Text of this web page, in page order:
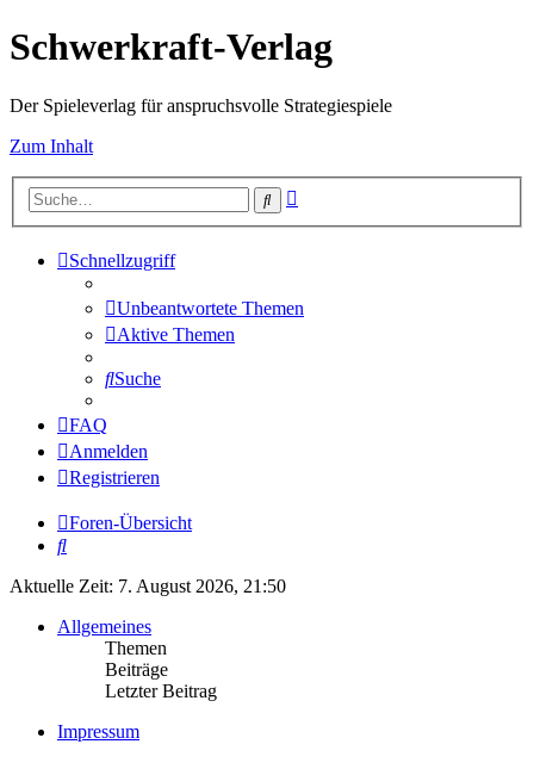
Schwerkraft-Verlag
Der Spieleverlag für anspruchsvolle Strategiespiele
Zum Inhalt
Suche
Schnellzugriff
Unbeantwortete Themen
Aktive Themen
Suche
FAQ
Anmelden
Registrieren
Foren-Übersicht
Suche
Aktuelle Zeit: 7. August 2026, 21:50
Allgemeines
Themen
Beiträge
Letzter Beitrag
Impressum